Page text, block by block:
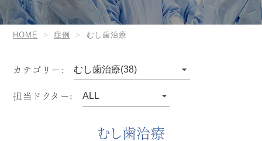
HOME 症例 むし歯治療
カテゴリー:
担当ドクター:
むし歯治療